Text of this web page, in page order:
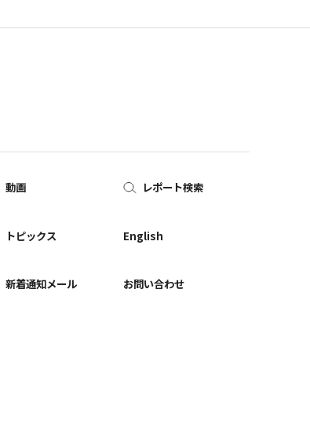
動画
トピックス
新着通知メール
レポート検索
English
お問い合わせ